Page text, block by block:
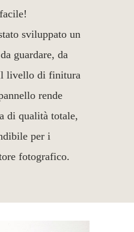
sviluppato un
guardare, da
livello di finitura
rende
di qualità totale,
per i
fotografico.